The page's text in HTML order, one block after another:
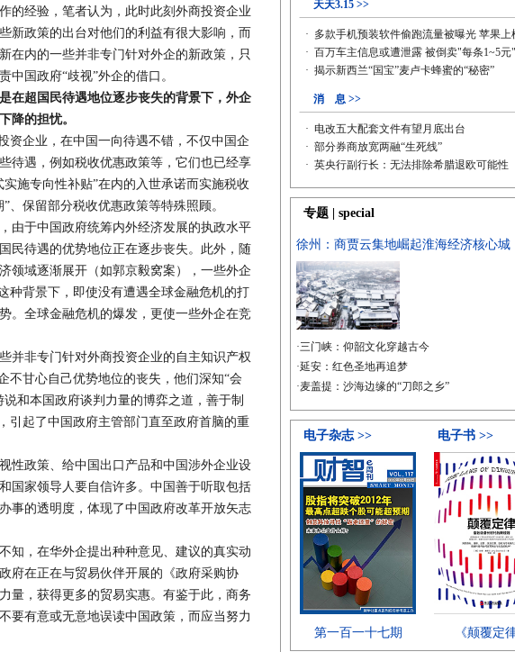
经验，笔者认为，此时此刻外商投资企业
新政策的出台对他们的利益有很大影响，而
在内的一些并非专门针对外企的新政策，只
国政府“歧视”外企的借口。
在超国民待遇地位逐步丧失的背景下，外企
降的担忧。
企业，在中国一向待遇不错，不仅中国企
待遇，例如税收优惠政策等，它们也已经享
施专向性补贴”在内的入世承诺而实施税收
、保留部分税收优惠政策等特殊照顾。
于中国政府统筹内外经济发展的执政水平
民待遇的优势地位正在逐步丧失。此外，随
领域逐渐展开（如郭京毅窝案），一些外企
种背景下，即使没有遭遇全球金融危机的打
。全球金融危机的爆发，更使一些外企在竞
非专门针对外商投资企业的自主知识产权
不甘心自己优势地位的丧失，他们深知“会
和本国政府谈判力量的博弈之道，善于制
引起了中国政府主管部门直至政府首脑的重
政策、给中国出口产品和中国涉外企业设
国家领导人要自信许多。中国善于听取包括
事的透明度，体现了中国政府改革开放矢志
，在华外企提出种种意见、建议的真实动
府在正在与贸易伙伴开展的《政府采购协
量，获得更多的贸易实惠。有鉴于此，商务
要有意或无意地误读中国政策，而应当努力